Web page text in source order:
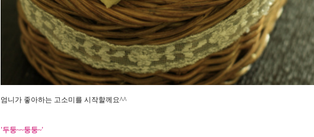
엄니가 좋아하는 고소미를 시작할께요^^
'두둥~~둥둥~'